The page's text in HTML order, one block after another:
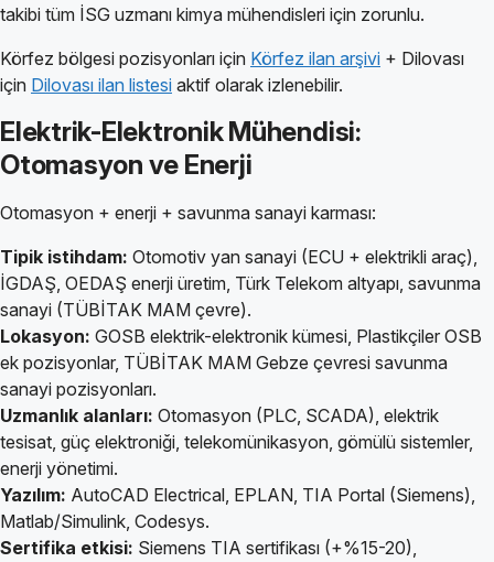
takibi tüm İSG uzmanı kimya mühendisleri için zorunlu.
Körfez bölgesi pozisyonları için Körfez ilan arşivi + Dilovası
için Dilovası ilan listesi aktif olarak izlenebilir.
Elektrik-Elektronik Mühendisi:
Otomasyon ve Enerji
Otomasyon + enerji + savunma sanayi karması:
Tipik istihdam: Otomotiv yan sanayi (ECU + elektrikli araç),
İGDAŞ, OEDAŞ enerji üretim, Türk Telekom altyapı, savunma
sanayi (TÜBİTAK MAM çevre).
Lokasyon: GOSB elektrik-elektronik kümesi, Plastikçiler OSB
ek pozisyonlar, TÜBİTAK MAM Gebze çevresi savunma
sanayi pozisyonları.
Uzmanlık alanları: Otomasyon (PLC, SCADA), elektrik
tesisat, güç elektroniği, telekomünikasyon, gömülü sistemler,
enerji yönetimi.
Yazılım: AutoCAD Electrical, EPLAN, TIA Portal (Siemens),
Matlab/Simulink, Codesys.
Sertifika etkisi: Siemens TIA sertifikası (+%15-20),